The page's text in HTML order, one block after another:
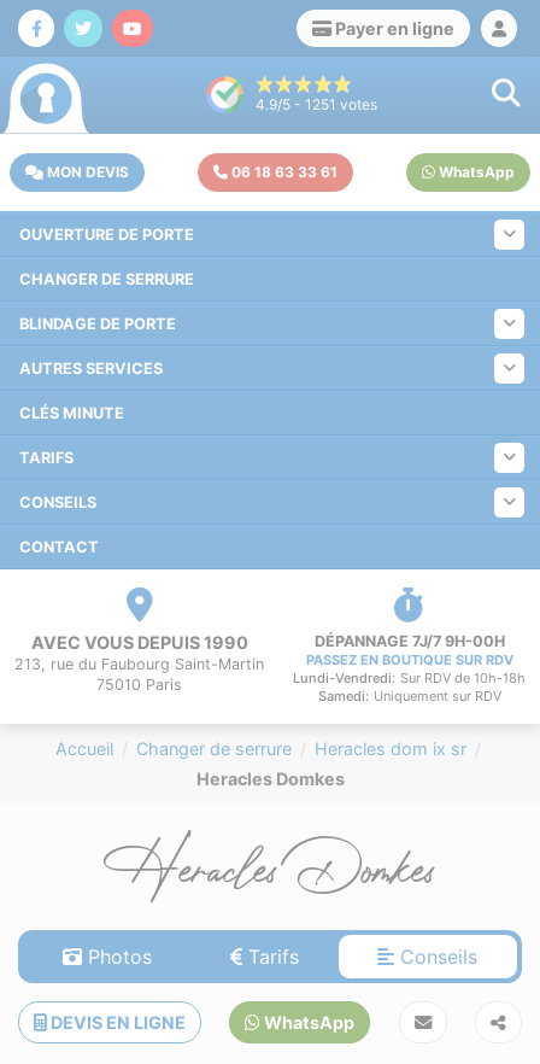
Payer en ligne
OUVERTURE DE PORTE
CHANGER DE SERRURE
BLINDAGE DE PORTE
AUTRES SERVICES
CLÉS MINUTE
TARIFS
CONSEILS
CONTACT
4.9/5 - 1251 votes
MON DEVIS 06 18 63 33 61 WhatsApp
AVEC VOUS DEPUIS 1990
213, rue du Faubourg Saint-Martin
75010 Paris
DÉPANNAGE 7J/7 9H-00H
PASSEZ EN BOUTIQUE SUR RDV
Lundi-Vendredi: Sur RDV de 10h-18h
Samedi: Uniquement sur RDV
Accueil Changer de serrure
Heracles dom ix sr
Heracles Domkes
Heracles Domkes
Photos Tarifs Conseils
DEVIS EN LIGNE WhatsApp